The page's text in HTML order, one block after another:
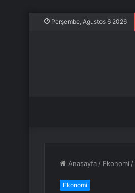
Perşembe, Ağustos 6 2026
Anasayfa / Ekonomi /
Ekonomi